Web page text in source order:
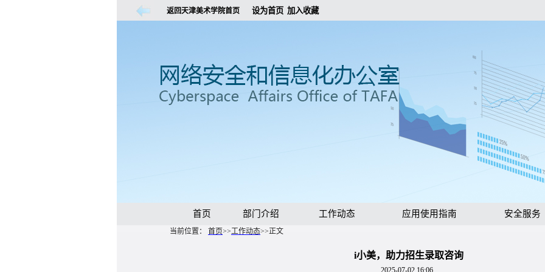
返回天津美术学院首页 设为首页 加入收藏
首页 部门介绍 工作动态 应用使用指南 安全服务
当前位置： 首页>>工作动态>>正文
i小美，助力招生录取咨询
2025-07-02 16:06